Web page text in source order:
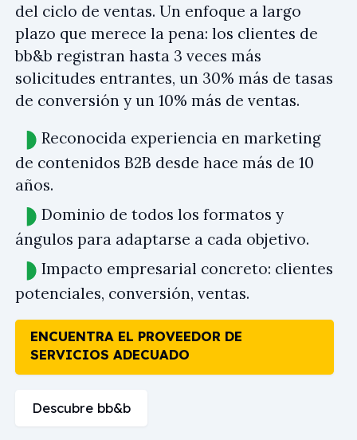
del ciclo de ventas. Un enfoque a largo
plazo que merece la pena: los clientes de
bb&b registran hasta 3 veces más
solicitudes entrantes, un 30% más de tasas
de conversión y un 10% más de ventas.
Reconocida experiencia en marketing
de contenidos B2B desde hace más de 10
años.
Dominio de todos los formatos y
ángulos para adaptarse a cada objetivo.
Impacto empresarial concreto: clientes
potenciales, conversión, ventas.
ENCUENTRA EL PROVEEDOR DE
SERVICIOS ADECUADO
Descubre bb&b